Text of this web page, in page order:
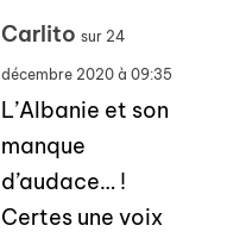
Carlito sur 24
décembre 2020 à 09:35
L’Albanie et son
manque
d’audace… !
Certes une voix